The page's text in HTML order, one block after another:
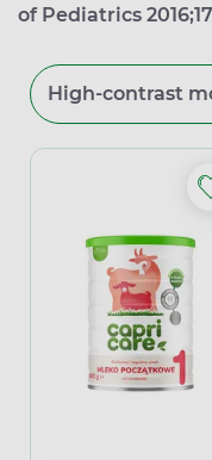
of Pediatrics
High-contrast